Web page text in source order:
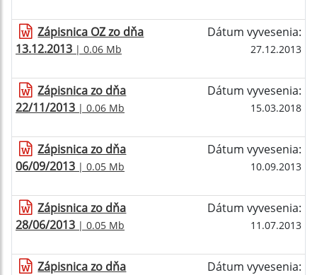
Zápisnica OZ zo dňa
13.12.2013 | 0.06 Mb
Dátum vyvesenia:
27.12.2013
Zápisnica zo dňa
22/11/2013 | 0.06 Mb
Dátum vyvesenia:
15.03.2018
Zápisnica zo dňa
06/09/2013 | 0.05 Mb
Dátum vyvesenia:
10.09.2013
Zápisnica zo dňa
28/06/2013 | 0.05 Mb
Dátum vyvesenia:
11.07.2013
Zápisnica zo dňa
Dátum vyvesenia: